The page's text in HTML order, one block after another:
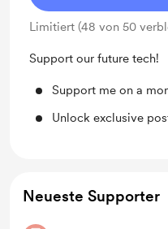
Limitiert (48 von 50
Support our future tech!
Support me on a
Unlock exclusive
Neueste Supporter